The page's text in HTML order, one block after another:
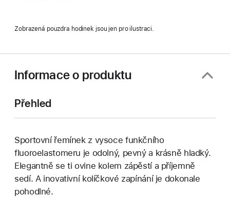
Zobrazená pouzdra hodinek jsou jen pro ilustraci.
Informace o produktu
Přehled
Sportovní řemínek z vysoce funkčního
fluoroelastomeru je odolný, pevný a krásně hladký.
Elegantně se ti ovine kolem zápěstí a příjemně
sedí. A inovativní kolíčkové zapínání je dokonale
pohodlné.